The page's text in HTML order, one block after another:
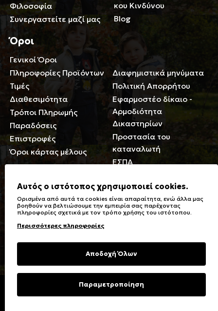
Φιλοσοφία
Συνεργαστείτε μαζί μας
κου Κινδύνου
Blog
Όροι
Γενικοί Όροι
Πληροφορίες Προϊόντων
Τιμές
Διαθεσιμότητα
Τρόποι Πληρωμής
Παραδόσεις
Επιστροφές
Όροι κάρτας μέλους
Περιορισμοί ευθύνης
Διαφημιστικά μηνύματα
Πολιτική Απορρήτου
Εφαρμοστέο δίκαιο -
Αρμοδιότητα
Δικαστηρίων
Προστασία του
καταναλωτή
ΕΣΠΑ
Γενικά
Καταστήματα
Ειδικές Εκπτώσεις ΑμΕΑ
Δωροκάρτες
Συχνές Ερωτήσεις
Φροντίδα Ρούχων
Σύμβολα πλύσης,
σιδερώματος
υφασμάτων
Επικοινωνία
Copyright © 2023 Energiers.gr
Αυτός ο ιστότοπος χρησιμοποιεί cookies.
Ορισμένα από αυτά τα cookies είναι απαραίτητα, ενώ άλλα μας
βοηθούν να βελτιώσουμε την εμπειρία σας παρέχοντας
πληροφορίες σχετικά με τον τρόπο χρήσης του ιστότοπου.
Περισσότερες πληροφορίες
Αποδοχή Όλων
Παραμετροποίηση